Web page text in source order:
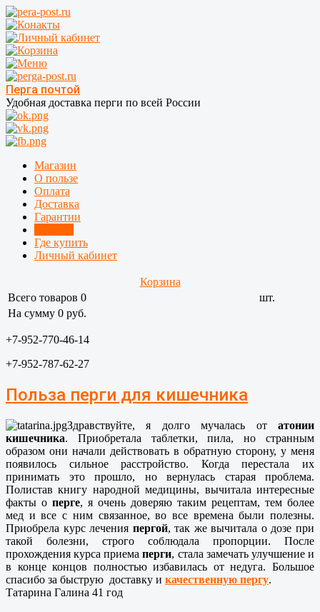
Перга почтой
Удобная доставка перги по всей России
Магазин
О пользе
Оплата
Доставка
Гарантии
Где купить
Личный кабинет
Корзина
Всего товаров 0
шт.
На сумму 0 руб.
+7-952-770-46-14
+7-952-787-62-27
Польза перги для кишечника
Здравствуйте, я долго мучалась от атонии
кишечника. Приобретала таблетки, пила, но странным
образом они начали действовать в обратную сторону, у меня
появилось сильное расстройство. Когда перестала их
принимать это прошло, но вернулась старая проблема.
Полистав книгу народной медицины, вычитала интересные
факты о перге, я очень доверяю таким рецептам, тем более
мед и все с ним связанное, во все времена были полезны.
Приобрела курс лечения пергой, так же вычитала о дозе при
такой болезни, строго соблюдала пропорции. После
прохождения курса приемаперги, стала замечать улучшение и
в конце концов полностью избавилась от недуга. Большое
спасибо за быструю доставку и качественную пергу.
Татарина Галина 41 год